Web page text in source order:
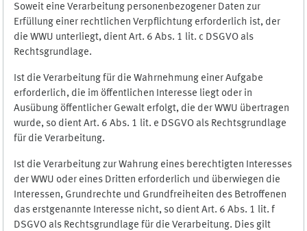
Soweit eine Verarbeitung personenbezogener Daten zur
Erfüllung einer rechtlichen Verpflichtung erforderlich ist, der
die WWU unterliegt, dient Art. 6 Abs. 1 lit. c DSGVO als
Rechtsgrundlage.
Ist die Verarbeitung für die Wahrnehmung einer Aufgabe
erforderlich, die im öffentlichen Interesse liegt oder in
Ausübung öffentlicher Gewalt erfolgt, die der WWU übertragen
wurde, so dient Art. 6 Abs. 1 lit. e DSGVO als Rechtsgrundlage
für die Verarbeitung.
Ist die Verarbeitung zur Wahrung eines berechtigten Interesses
der WWU oder eines Dritten erforderlich und überwiegen die
Interessen, Grundrechte und Grundfreiheiten des Betroffenen
das erstgenannte Interesse nicht, so dient Art. 6 Abs. 1 lit. f
DSGVO als Rechtsgrundlage für die Verarbeitung. Dies gilt